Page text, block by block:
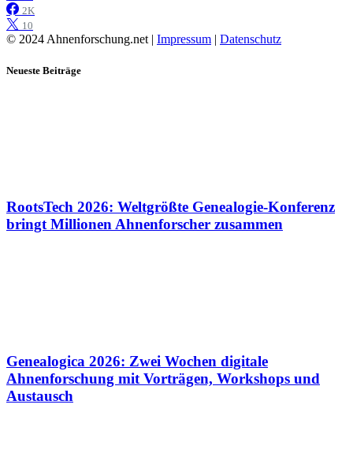
2K
10
© 2024 Ahnenforschung.net | Impressum | Datenschutz
Neueste Beiträge
RootsTech 2026: Weltgrößte Genealogie-Konferenz
bringt Millionen Ahnenforscher zusammen
Genealogica 2026: Zwei Wochen digitale
Ahnenforschung mit Vorträgen, Workshops und
Austausch